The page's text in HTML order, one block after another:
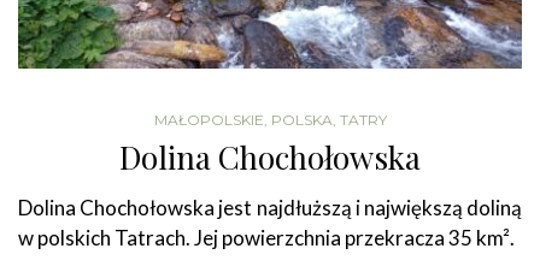
MAŁOPOLSKIE, POLSKA, TATRY
Dolina Chochołowska
Dolina Chochołowska jest najdłuższą i największą doliną
w polskich Tatrach. Jej powierzchnia przekracza 35 km².